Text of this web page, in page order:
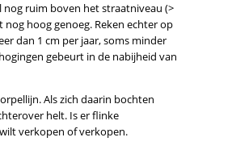
ruim boven het straatniveau (>
hoog genoeg. Reken echter op
dan 1 cm per jaar, soms minder
gebeurt in de nabijheid van
Als zich daarin bochten
helt. Is er flinke
verkopen of verkopen.